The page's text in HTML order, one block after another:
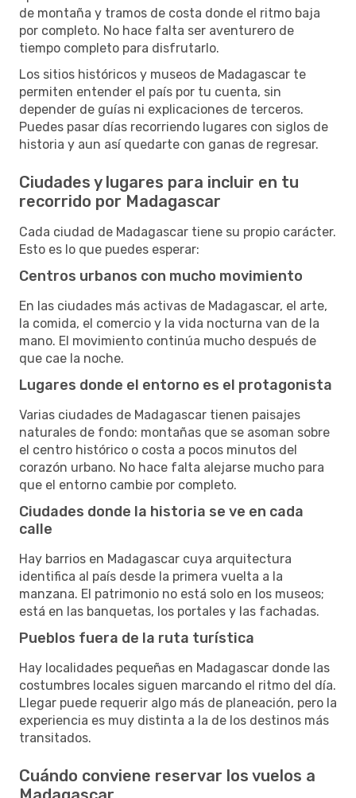
de montaña y tramos de costa donde el ritmo baja
por completo. No hace falta ser aventurero de
tiempo completo para disfrutarlo.
Los sitios históricos y museos de Madagascar te
permiten entender el país por tu cuenta, sin
depender de guías ni explicaciones de terceros.
Puedes pasar días recorriendo lugares con siglos de
historia y aun así quedarte con ganas de regresar.
Ciudades y lugares para incluir en tu
recorrido por Madagascar
Cada ciudad de Madagascar tiene su propio carácter.
Esto es lo que puedes esperar:
Centros urbanos con mucho movimiento
En las ciudades más activas de Madagascar, el arte,
la comida, el comercio y la vida nocturna van de la
mano. El movimiento continúa mucho después de
que cae la noche.
Lugares donde el entorno es el protagonista
Varias ciudades de Madagascar tienen paisajes
naturales de fondo: montañas que se asoman sobre
el centro histórico o costa a pocos minutos del
corazón urbano. No hace falta alejarse mucho para
que el entorno cambie por completo.
Ciudades donde la historia se ve en cada
calle
Hay barrios en Madagascar cuya arquitectura
identifica al país desde la primera vuelta a la
manzana. El patrimonio no está solo en los museos;
está en las banquetas, los portales y las fachadas.
Pueblos fuera de la ruta turística
Hay localidades pequeñas en Madagascar donde las
costumbres locales siguen marcando el ritmo del día.
Llegar puede requerir algo más de planeación, pero la
experiencia es muy distinta a la de los destinos más
transitados.
Cuándo conviene reservar los vuelos a